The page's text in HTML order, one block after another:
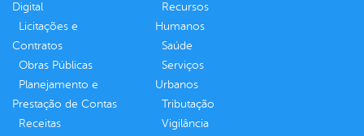
Digital
Licitações e
Contratos
Obras Públicas
Planejamento e
Prestação de Contas
Receitas
Recursos
Humanos
Saúde
Serviços
Urbanos
Tributação
Vigilância